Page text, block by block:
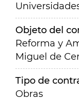
Objeto del
Reforma y
Miguel de
Tipo de
Obras